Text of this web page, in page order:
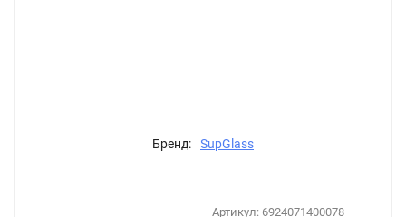
Бренд: SupGlass
Артикул: 6924071400078